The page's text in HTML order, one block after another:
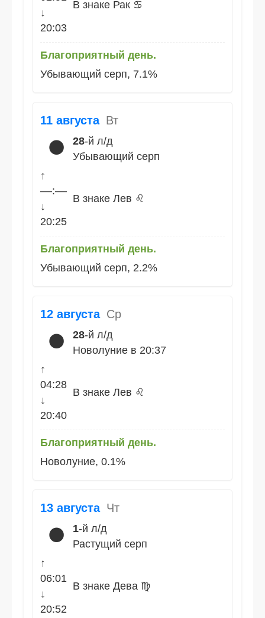
↓
20:03
В знаке Рак ♋
Благоприятный день.
Убывающий серп, 7.1%
11 августа Вт
🌑 28-й л/д
Убывающий серп
↑
––:––
↓
20:25
В знаке Лев ♌
Благоприятный день.
Убывающий серп, 2.2%
12 августа Ср
🌑 28-й л/д
Новолуние в 20:37
↑
04:28
↓
20:40
В знаке Лев ♌
Благоприятный день.
Новолуние, 0.1%
13 августа Чт
🌑 1-й л/д
Растущий серп
↑
06:01
↓
20:52
В знаке Дева ♍